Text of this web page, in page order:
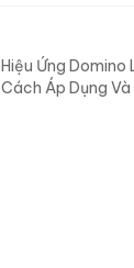
Hiệu Ứng Domino
Cách Áp Dụng